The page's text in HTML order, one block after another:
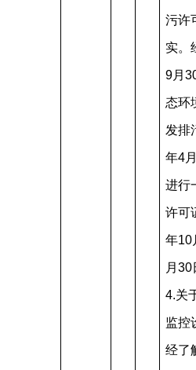
污许
实。
9月
态环
发排
年4
进行
许可
年10
月30
4.关
监控
经了